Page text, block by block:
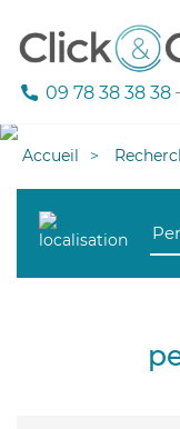
09 78 38 38 38
Accueil